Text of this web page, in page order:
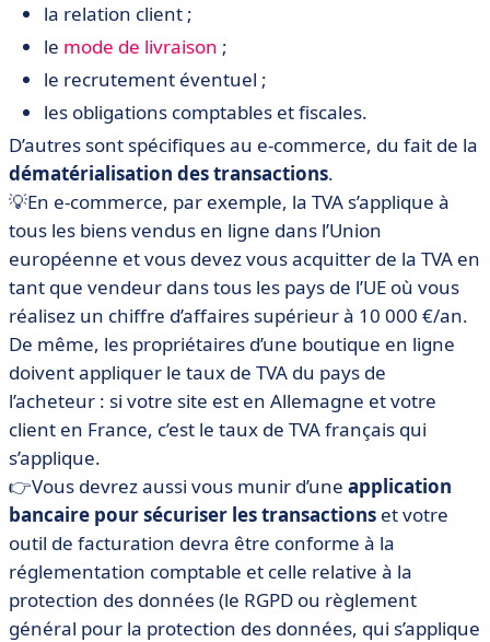
la relation client ;
le mode de livraison ;
le recrutement éventuel ;
les obligations comptables et fiscales.
D’autres sont spécifiques au e-commerce, du fait de la
dématérialisation des transactions.
💡En e-commerce, par exemple, la TVA s’applique à
tous les biens vendus en ligne dans l’Union
européenne et vous devez vous acquitter de la TVA en
tant que vendeur dans tous les pays de l’UE où vous
réalisez un chiffre d’affaires supérieur à 10 000 €/an.
De même, les propriétaires d’une boutique en ligne
doivent appliquer le taux de TVA du pays de
l’acheteur : si votre site est en Allemagne et votre
client en France, c’est le taux de TVA français qui
s’applique.
👉Vous devrez aussi vous munir d’une application
bancaire pour sécuriser les transactions et votre
outil de facturation devra être conforme à la
réglementation comptable et celle relative à la
protection des données (le RGPD ou règlement
général pour la protection des données, qui s’applique